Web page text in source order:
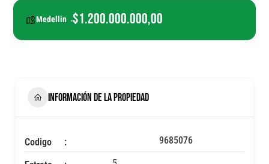
Medellin $1.200.000.000,00
INFORMACIÓN DE LA PROPIEDAD
Codigo 9685076